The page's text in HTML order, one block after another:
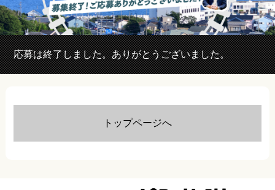
応募は終了しました。ありがとうございました。
トップページへ